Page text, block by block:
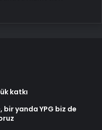
katkı
bir yanda YPG biz de